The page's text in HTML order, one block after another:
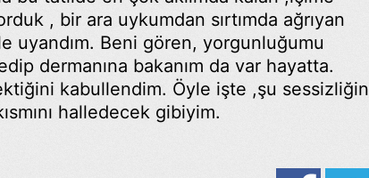
, bir ara uykumdan sırtımda ağrıyan
uyandım. Beni gören, yorgunluğumu
dermanına bakanım da var hayatta.
kabullendim. Öyle işte ,şu sessizliğin
halledecek gibiyim.